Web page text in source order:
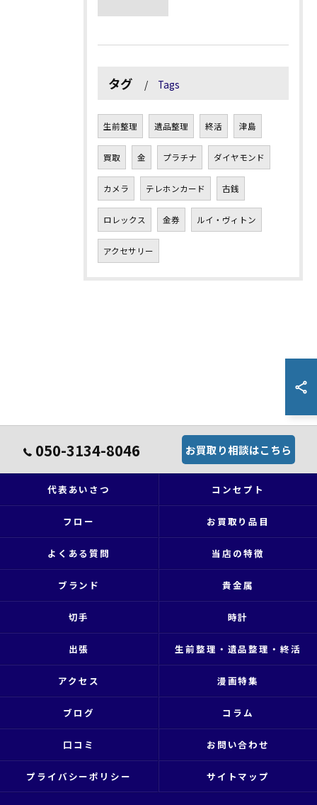
タグ Tags
生前整理 遺品整理 終活 津島
買取 金 プラチナ ダイヤモンド
カメラ テレホンカード 古銭
ロレックス 金券 ルイ・ヴィトン
アクセサリー
050-3134-8046 お買取り相談はこちら
代表あいさつ コンセプト
フロー お買取り品目
よくある質問 当店の特徴
ブランド 貴金属
切手 時計
出張 生前整理・遺品整理・終活
アクセス 漫画特集
ブログ コラム
口コミ お問い合わせ
プライバシーポリシー サイトマップ